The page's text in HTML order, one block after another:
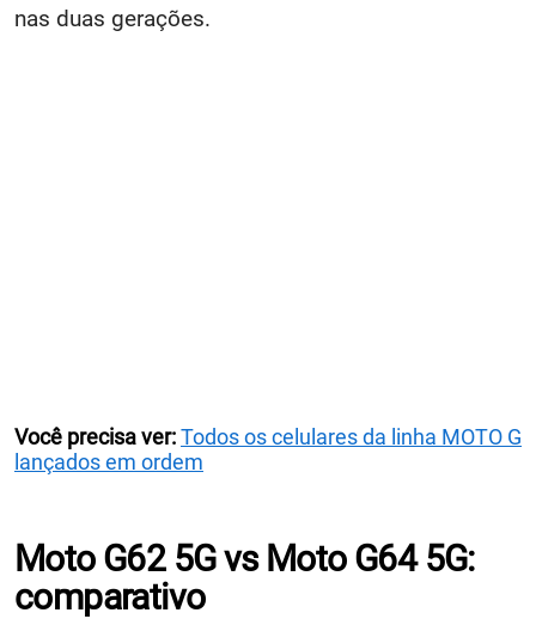
nas duas gerações.
Você precisa ver:Todos os celulares da linha MOTO G
lançados em ordem
Moto G62 5G vs Moto G64 5G:
comparativo